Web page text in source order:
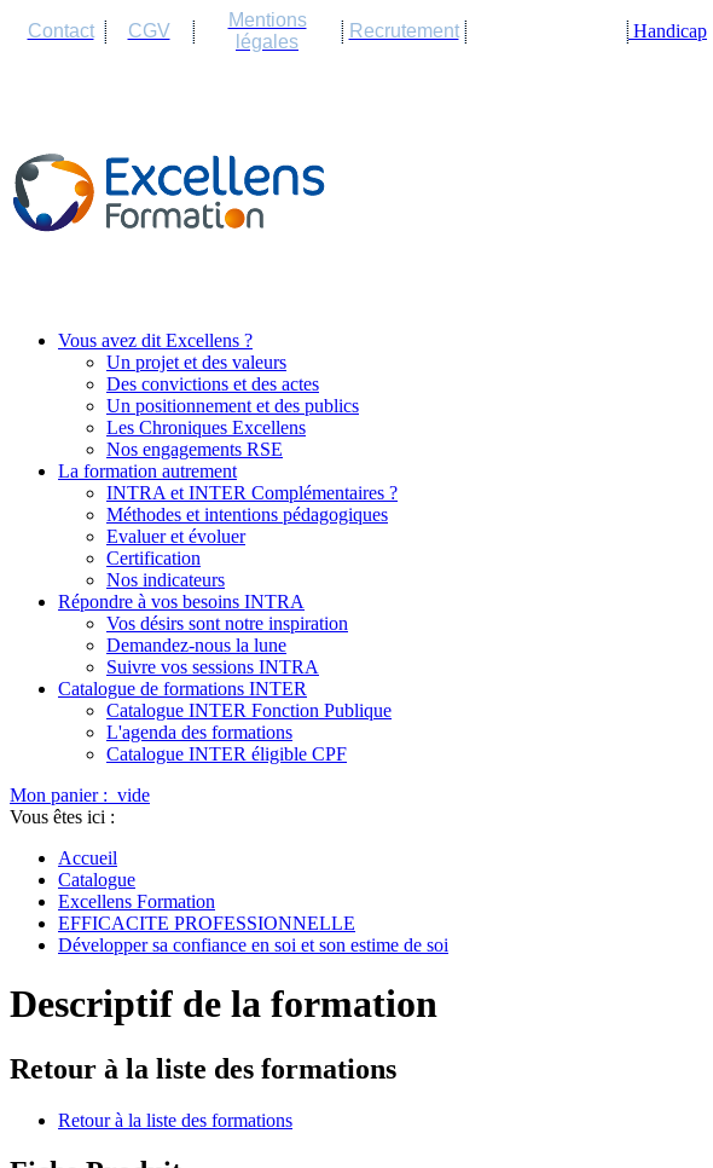
Contact CGV
Mentions
légales
Recrutement Handicap
Vous avez dit Excellens ?
Un projet et des valeurs
Des convictions et des actes
Un positionnement et des publics
Les Chroniques Excellens
Nos engagements RSE
La formation autrement
INTRA et INTER Complémentaires ?
Méthodes et intentions pédagogiques
Evaluer et évoluer
Certification
Nos indicateurs
Répondre à vos besoins INTRA
Vos désirs sont notre inspiration
Demandez-nous la lune
Suivre vos sessions INTRA
Catalogue de formations INTER
Catalogue INTER Fonction Publique
L'agenda des formations
Catalogue INTER éligible CPF
Mon panier : vide
Vous êtes ici :
Accueil
Catalogue
Excellens Formation
EFFICACITE PROFESSIONNELLE
Développer sa confiance en soi et son estime de soi
Descriptif de la formation
Retour à la liste des formations
Retour à la liste des formations